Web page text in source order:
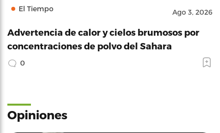
El Tiempo Ago 3, 2026
Advertencia de calor y cielos brumosos por
concentraciones de polvo del Sahara
0
Opiniones